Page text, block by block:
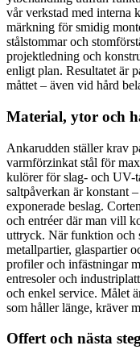
vår verkstad med interna
märkning för smidig
stålstommar och
projektledning och
enligt plan. Resultatet är
måttet – även vid hård
Material, ytor och
Ankarudden ställer krav
varmförzinkat stål för
kulörer för slag- och UV-
saltpåverkan är konstant
exponerade beslag.
och entréer där man vill
uttryck. När funktion och
metallpartier, glaspartier
profiler och infästningar
entresoler och
och enkel service. Målet
som håller länge, kräver
Offert och nästa